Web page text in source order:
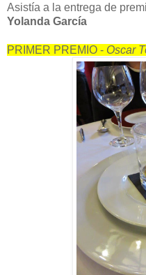
Asistía a la entrega de
Yolanda García
PRIMER PREMIO - Oscar